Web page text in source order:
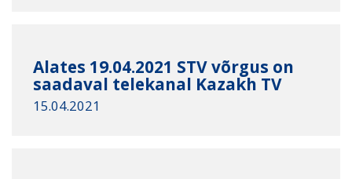
Alates 19.04.2021 STV võrgus on
saadaval telekanal Kazakh TV
15.04.2021